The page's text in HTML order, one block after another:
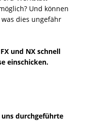
Und können
dies ungefähr
und NX schnell
einschicken.
durchgeführte